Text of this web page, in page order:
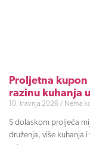
Proljetna
razinu kuhanja
10. travnja 2026 Nema
S dolaskom proljeća
druženja, više kuhanja